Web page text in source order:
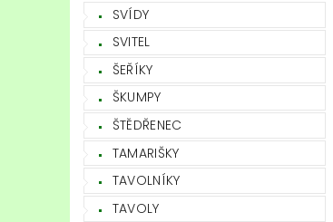
SVÍDY
SVITEL
ŠEŘÍKY
ŠKUMPY
ŠTĚDŘENEC
TAMARIŠKY
TAVOLNÍKY
TAVOLY